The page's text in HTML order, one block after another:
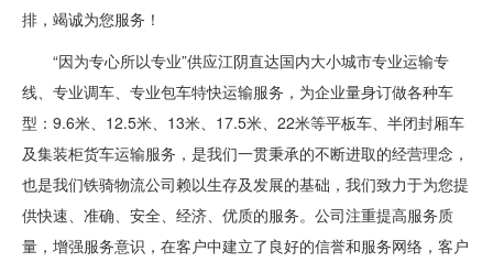
排，竭诚为您服务！
“因为专心所以专业”供应江阴直达国内大小城市专业运输专
线、专业调车、专业包车特快运输服务，为企业量身订做各种车
型：9.6米、12.5米、13米、17.5米、22米等平板车、半闭封厢车
及集装柜货车运输服务，是我们一贯秉承的不断进取的经营理念，
也是我们铁骑物流公司赖以生存及发展的基础，我们致力于为您提
供快速、准确、安全、经济、优质的服务。公司注重提高服务质
量，增强服务意识，在客户中建立了良好的信誉和服务网络，客户